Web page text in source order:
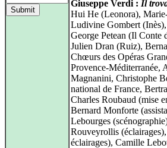
Giuseppe Verdi : Il
Hui He (Leonora),
Ludivine Gombert
George Petean (Il Conte
Julien Dran (Ruiz),
Chœurs des Opéras
Provence-Méditerranée,
Magnanini, Christophe
national de France,
Charles Roubaud (mise
Bernard Monforte
Lebourges
Rouveyrollis
éclairages), Camille